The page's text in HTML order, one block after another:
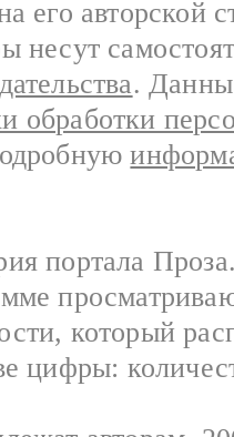
его авторской
несут
.
обработки
портала
который
цифры: